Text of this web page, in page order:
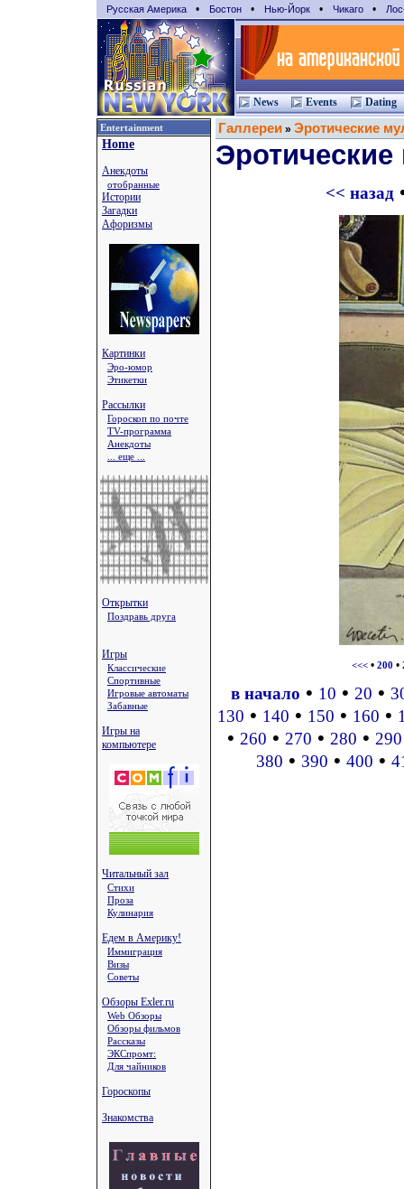
Русская Америка • Бостон • Нью-Йорк • Чикаго •
News Events Dating
Entertainment
Home
Анекдоты
отобранные
Истории
Загадки
Афоризмы
Картинки
Эро-юмор
Этикетки
Рассылки
Гороскоп по почте
TV-программа
Анекдоты
... еще ...
Открытки
Поздравь друга
Игры
Классические
Спортивные
Игровые автоматы
Забавные
Игры на
компьютере
Читальный зал
Стихи
Проза
Кулинария
Едем в Америку!
Иммиграция
Визы
Советы
Обзоры Exler.ru
Web Обзоры
Обзоры фильмов
Рассказы
ЭКСпромт:
Для чайников
Гороскопы
Знакомства
Галлереи » Эротические
<< назад
<<< • 200 •
в начало • 10 • 20 •
130 • 140 • 150 • 160 •
• 260 • 270 • 280 • 290
380 • 390 • 400 •